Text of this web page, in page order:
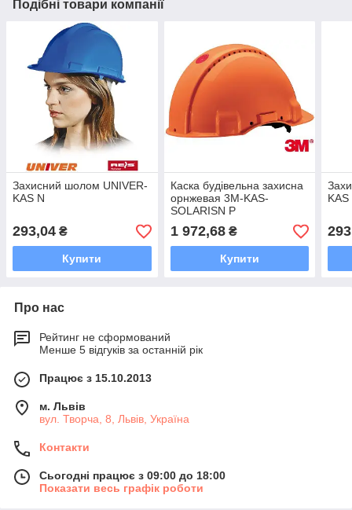
Подібні товари компанії
Захисний шолом UNIVER-
KAS N
293,04 ₴
Купити
Каска будівельна захисна
орнжевая 3M-KAS-
SOLARISN P
1 972,68₴
Купити
KAS
Про нас
Рейтинг не сформований
Менше 5 відгуків за останній рік
Працює з 15.10.2013
м. Львів
вул. Творча, 8, Львів, Україна
Контакти
Сьогодні працює з 09:00 до 18:00
Показати весь графік роботи